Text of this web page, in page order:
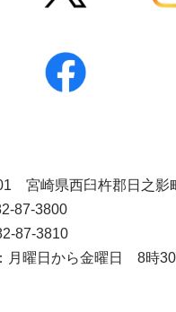
宮崎県西臼杵郡日之影
87-3800
87-3810
月曜日から金曜日 8時